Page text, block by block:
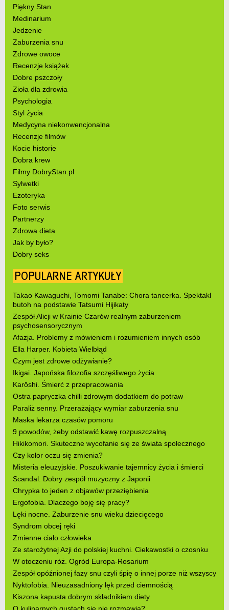
Piękny Stan
Medinarium
Jedzenie
Zaburzenia snu
Zdrowe owoce
Recenzje książek
Dobre pszczoły
Zioła dla zdrowia
Psychologia
Styl życia
Medycyna niekonwencjonalna
Recenzje filmów
Kocie historie
Dobra krew
Filmy DobryStan.pl
Sylwetki
Ezoteryka
Foto serwis
Partnerzy
Zdrowa dieta
Jak by było?
Dobry seks
POPULARNE ARTYKUŁY
Takao Kawaguchi, Tomomi Tanabe: Chora tancerka. Spektakl
butoh na podstawie Tatsumi Hijikaty
Zespół Alicji w Krainie Czarów realnym zaburzeniem
psychosensorycznym
Afazja. Problemy z mówieniem i rozumieniem innych osób
Ella Harper. Kobieta Wielbłąd
Czym jest zdrowe odżywianie?
Ikigai. Japońska filozofia szczęśliwego życia
Karōshi. Śmierć z przepracowania
Ostra papryczka chilli zdrowym dodatkiem do potraw
Paraliż senny. Przerażający wymiar zaburzenia snu
Maska lekarza czasów pomoru
9 powodów, żeby odstawić kawę rozpuszczalną
Hikikomori. Skuteczne wycofanie się ze świata społecznego
Czy kolor oczu się zmienia?
Misteria eleuzyjskie. Poszukiwanie tajemnicy życia i śmierci
Scandal. Dobry zespół muzyczny z Japonii
Chrypka to jeden z objawów przeziębienia
Ergofobia. Dlaczego boję się pracy?
Lęki nocne. Zaburzenie snu wieku dziecięcego
Syndrom obcej ręki
Zmienne ciało człowieka
Ze starożytnej Azji do polskiej kuchni. Ciekawostki o czosnku
W otoczeniu róż. Ogród Europa-Rosarium
Zespół opóźnionej fazy snu czyli śpię o innej porze niż wszyscy
Nyktofobia. Nieuzasadniony lęk przed ciemnością
Kiszona kapusta dobrym składnikiem diety